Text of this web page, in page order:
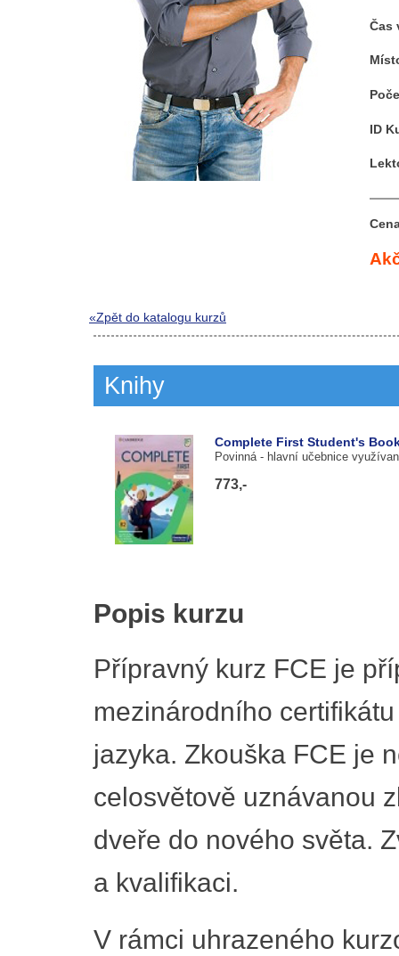
Čas
ID
«Zpět do katalogu kurzů
Knihy
Complete First Student's
Povinná - hlavní učebnice
773,-
Popis kurzu
Přípravný kurz FCE je
mezinárodního
jazyka. Zkouška FCE je
celosvětově uznávanou
dveře do nového světa.
a kvalifikaci.
V rámci uhrazeného